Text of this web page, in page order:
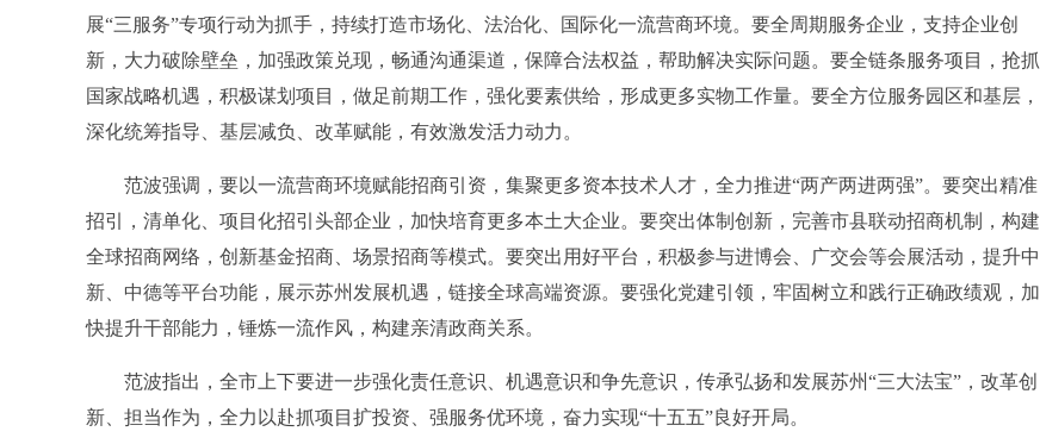
展“三服务”专项行动为抓手，持续打造市场化、法治化、国际化一流营商环境。要全周期服务企业，支持企业创
新，大力破除壁垒，加强政策兑现，畅通沟通渠道，保障合法权益，帮助解决实际问题。要全链条服务项目，抢抓
国家战略机遇，积极谋划项目，做足前期工作，强化要素供给，形成更多实物工作量。要全方位服务园区和基层，
深化统筹指导、基层减负、改革赋能，有效激发活力动力。
范波强调，要以一流营商环境赋能招商引资，集聚更多资本技术人才，全力推进“两产两进两强”。要突出精准
招引，清单化、项目化招引头部企业，加快培育更多本土大企业。要突出体制创新，完善市县联动招商机制，构建
全球招商网络，创新基金招商、场景招商等模式。要突出用好平台，积极参与进博会、广交会等会展活动，提升中
新、中德等平台功能，展示苏州发展机遇，链接全球高端资源。要强化党建引领，牢固树立和践行正确政绩观，加
快提升干部能力，锤炼一流作风，构建亲清政商关系。
范波指出，全市上下要进一步强化责任意识、机遇意识和争先意识，传承弘扬和发展苏州“三大法宝”，改革创
新、担当作为，全力以赴抓项目扩投资、强服务优环境，奋力实现“十五五”良好开局。